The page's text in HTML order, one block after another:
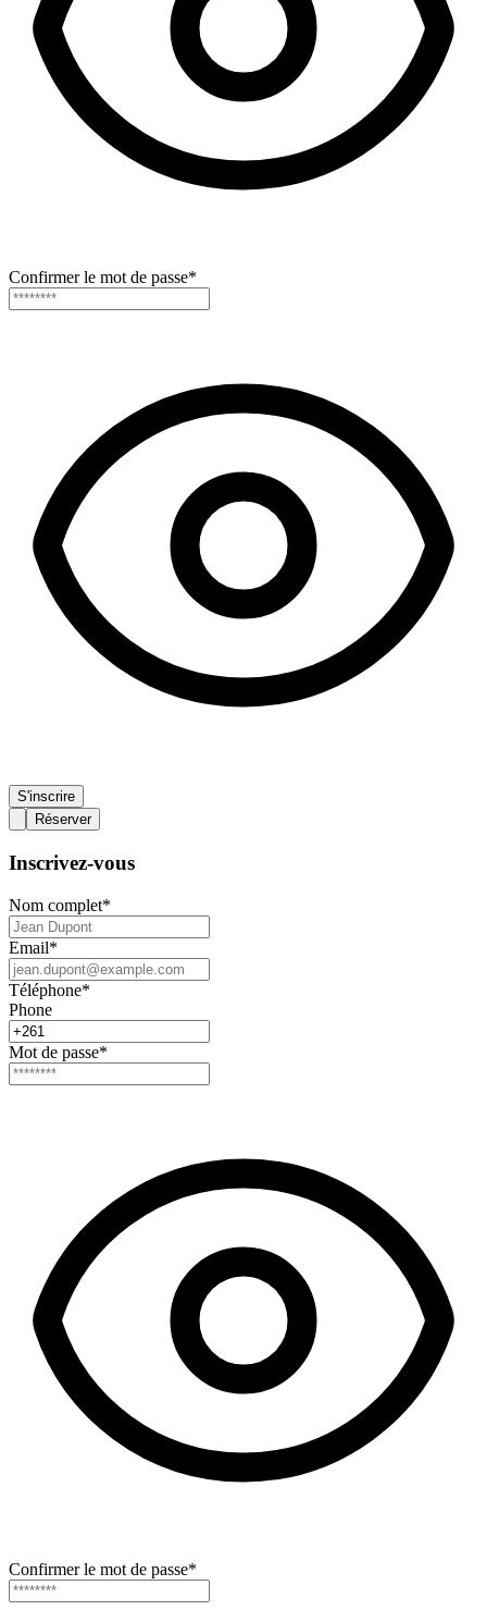
Confirmer le mot de passe*
S'inscrire
Réserver
Inscrivez-vous
Nom complet*
Email*
Téléphone*
Phone
Mot de passe*
Confirmer le mot de passe*